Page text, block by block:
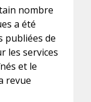
nombre
a été
publiées de
les services
et le
revue